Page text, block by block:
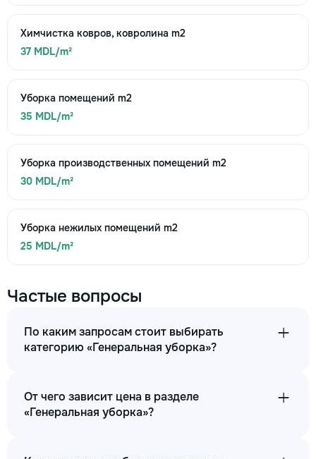
Химчистка ковров, ковролина m2
37 MDL/m²
Уборка помещений m2
35 MDL/m²
Уборка производственных помещений m2
30 MDL/m²
Уборка нежилых помещений m2
25 MDL/m²
Частые вопросы
По каким запросам стоит выбирать
категорию «Генеральная уборка»?
От чего зависит цена в разделе
«Генеральная уборка»?